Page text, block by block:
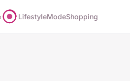
LifestyleModeShopping